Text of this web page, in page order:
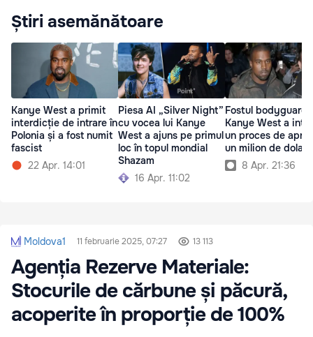
Știri asemănătoare
Kanye West a primit
interdicție de intrare în
Polonia și a fost numit
fascist
22 Apr. 14:01
Piesa AI „Silver Night”
cu vocea lui Kanye
West a ajuns pe primul
loc în topul mondial
Shazam
16 Apr. 11:02
Fostul bodyguard
Kanye West a
un proces de
un milion de dolari
8 Apr. 21:36
Moldova1 11 februarie 2025, 07:27 13 113
Agenția Rezerve Materiale:
Stocurile de cărbune și păcură,
acoperite în proporție de 100%